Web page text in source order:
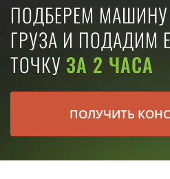
ПОДБЕРЕМ
ГРУЗА И ПОДАДИМ
ТОЧКУ ЗА 2 ЧАСА
ПОЛУЧИТЬ